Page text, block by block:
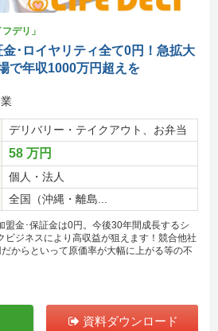
デリ」
金･ロイヤリティ全て0円！急拡大
で年収1000万円超えを
デリバリー・テイクアウト、お弁当
58 万円
個人・法人
全国（沖縄・離島...
盟金･保証金は0円。今後30年間成長するシ
ビジネスにより高収益が狙えます！競合他社
からといって原価率が大幅に上がる等の不
資料ダウンロード